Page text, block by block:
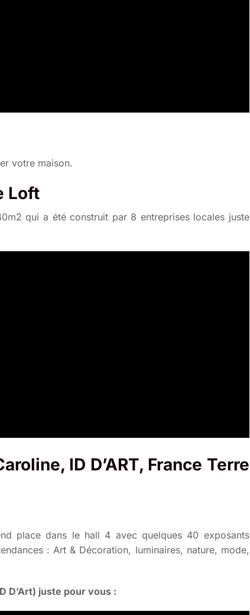
votre maison.
Loft
qui a été construit par 8 entreprises locales juste
ID D’ART, France Terre
place dans le hall 4 avec quelques 40 exposants
: Art & Décoration, luminaires, nature, mode,
D’Art) juste pour vous :